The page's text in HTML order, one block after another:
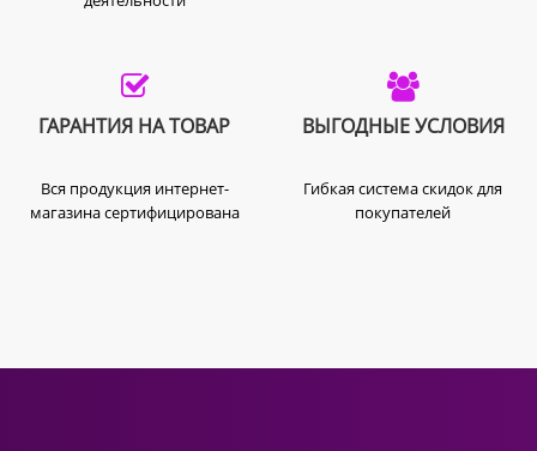
ГАРАНТИЯ НА ТОВАР
Вся продукция интернет-
магазина сертифицирована
ВЫГОДНЫЕ УСЛОВИЯ
Гибкая система скидок для
покупателей